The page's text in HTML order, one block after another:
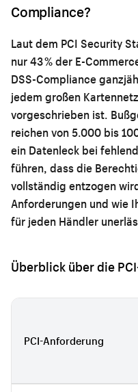
Compliance?
Laut dem PCI Security
nur 43 % der E-
DSS-Compliance
jedem großen
vorgeschrieben ist.
reichen von 5.000 bis
ein Datenleck bei
führen, dass die
vollständig entzogen
Anforderungen und wie
für jeden Händler
Überblick über die
PCI-Anforderung